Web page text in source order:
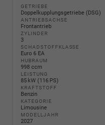
GETRIEBE
Doppelkupplungsgetriebe (DSG)
ANTRIEBSACHSE
Frontantrieb
ZYLINDER
3
SCHADSTOFFKLASSE
Euro 6 EA
HUBRAUM
998 ccm
LEISTUNG
85 kW (116 PS)
KRAFTSTOFF
Benzin
KATEGORIE
Limousine
MODELLJAHR
2027